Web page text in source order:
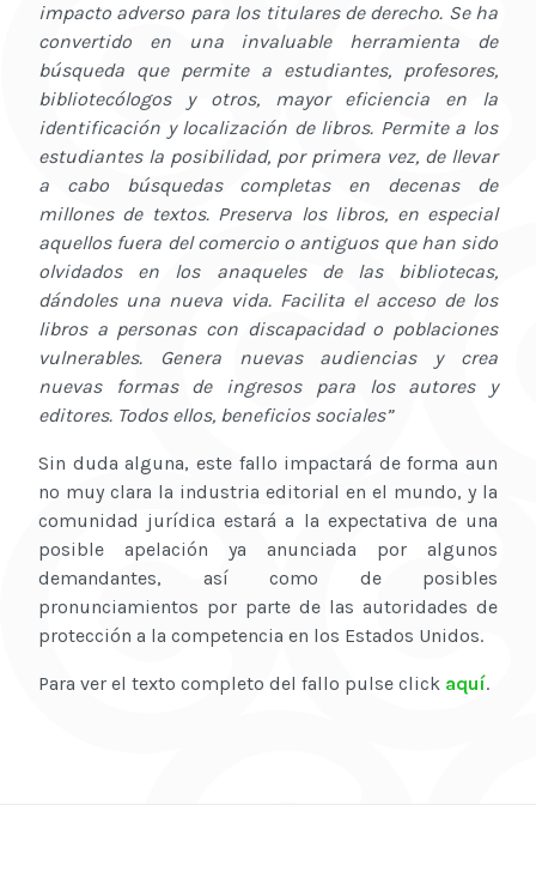
impacto adverso para los titulares de derecho. Se ha
convertido en una invaluable herramienta de
búsqueda que permite a estudiantes, profesores,
bibliotecólogos y otros, mayor eficiencia en la
identificación y localización de libros. Permite a los
estudiantes la posibilidad, por primera vez, de llevar
a cabo búsquedas completas en decenas de
millones de textos. Preserva los libros, en especial
aquellos fuera del comercio o antiguos que han sido
olvidados en los anaqueles de las bibliotecas,
dándoles una nueva vida. Facilita el acceso de los
libros a personas con discapacidad o poblaciones
vulnerables. Genera nuevas audiencias y crea
nuevas formas de ingresos para los autores y
editores. Todos ellos, beneficios sociales”
Sin duda alguna, este fallo impactará de forma aun
no muy clara la industria editorial en el mundo, y la
comunidad jurídica estará a la expectativa de una
posible apelación ya anunciada por algunos
demandantes, así como de posibles
pronunciamientos por parte de las autoridades de
protección a la competencia en los Estados Unidos.
Para ver el texto completo del fallo pulse click aquí.